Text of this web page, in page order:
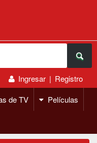
Ingresar | Registro
de TV Películas